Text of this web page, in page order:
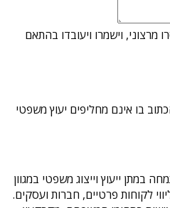
וישמרו ויעובדו בהתאם
בו אינם מחליפים יעוץ משפטי
במתן ייעוץ וייצוג משפטי במגוון
לקוחות פרטיים, חברות ועסקים.